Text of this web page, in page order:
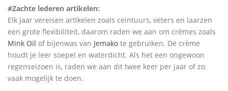
#Zachte lederen artikelen:
Elk jaar vereisen artikelen zoals ceintuurs, veters en laarzen
een grote flexibiliteit, daarom raden we aan om crèmes zoals
Mink Oil of bijenwas van Jemako te gebruiken. De crème
houdt je leer soepel en waterdicht. Als het een ongewoon
regenseizoen is, raden we aan dit twee keer per jaar of zo
vaak mogelijk te doen.